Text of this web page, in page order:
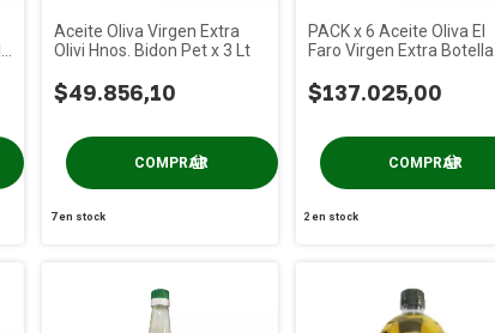
Aceite Oliva Virgen Extra
Olivi Hnos. Bidon Pet x 3 Lt
$49.856,10
7en stock
PACK x 6 Aceite Oliva El
Faro Virgen Extra Botella
$137.025,00
2 en stock